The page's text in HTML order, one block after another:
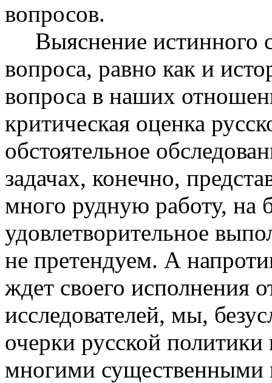
вопросов.
Выяснение истинного
вопроса, равно как и
вопроса в наших
критическая оценка
обстоятельное
задачах, конечно,
много рудную работу, на
удовлетворительное
не претендуем. А
ждет своего исполнения
исследователей, мы,
очерки русской
многими существенными